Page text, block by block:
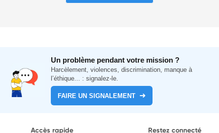
Un problème pendant votre mission ?
Harcèlement, violences, discrimination, manque à
l’éthique... : signalez-le.
FAIRE UN SIGNALEMENT
Accès rapide Restez connecté